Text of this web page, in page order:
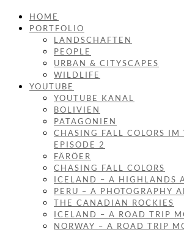
HOME
PORTFOLIO
LANDSCHAFTEN
PEOPLE
URBAN & CITYSCAPES
WILDLIFE
YOUTUBE
YOUTUBE KANAL
BOLIVIEN
PATAGONIEN
CHASING FALL COLORS IM
EPISODE 2
FÄRÖER
CHASING FALL COLORS
ICELAND – A HIGHLANDS
PERU – A PHOTOGRAPHY
THE CANADIAN ROCKIES
ICELAND – A ROAD TRIP
NORWAY – A ROAD TRIP